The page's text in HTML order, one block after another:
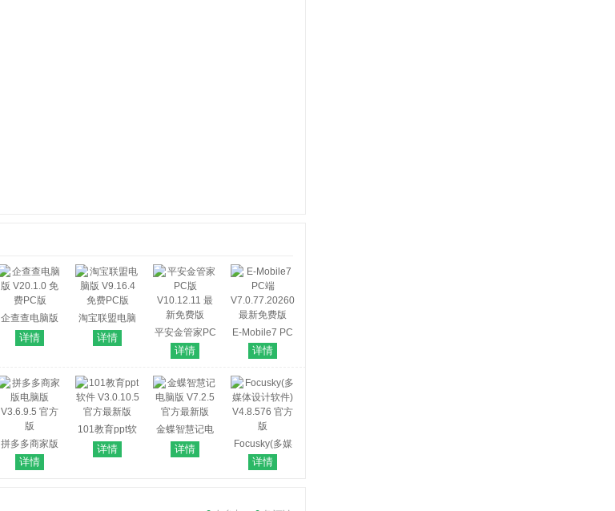
企查查电脑版
V20.1.0 免费
PC版
详情
淘宝联盟电脑
版 V9.16.4 免
费PC版
详情
平安金管家PC
版 V10.12.11
最新免费版
详情
E-Mobile7 PC
端
V7.0.77.20260721
最新免费版
详情
拼多多商家版
电脑版
V3.6.9.5 官方
详情
101教育ppt软
件 V3.0.10.5
官方最新版
详情
金蝶智慧记电
脑版 V7.2.5 官
方最新版
详情
Focusky(多媒
体设计软件)
V4.8.576 官方
详情